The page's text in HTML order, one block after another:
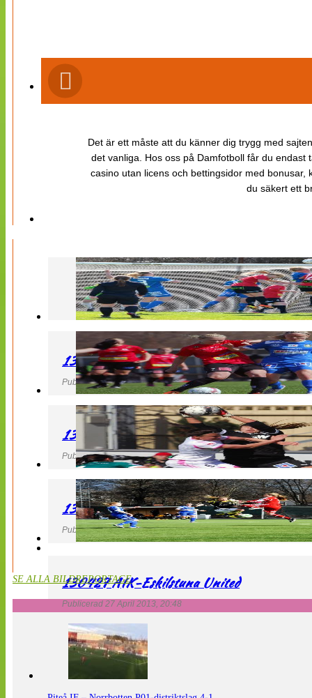
Det är ett måste att du känner dig trygg med
det vanliga. Hos oss på Damfotboll får du
casino utan licens och bettingsidor med
du säkert ett
130427 LB 07 – QBIK
Publicerad 27 April 2013, 22:40
130427 IF Limhamn Bunkeflo – QBIK
Publicerad 27 April 2013, 21:10
130427 LdB FC Malmö – Mallbackens IF
Publicerad 27 April 2013, 20:54
130427 AIK-Eskilstuna United
Publicerad 27 April 2013, 20:48
SE ALLA BILDREPORTAGE